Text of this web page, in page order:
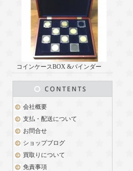
コインケースBOX &バインダー
会社概要
支払・配送について
お問合せ
ショップブログ
買取りについて
免責事項